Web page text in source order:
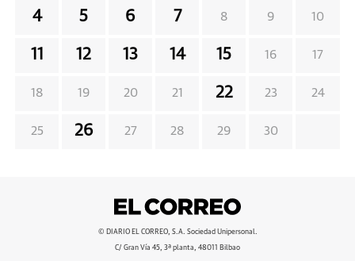
4 5 6 7 8 9 10
11 12 13 14 15 16 17
18 19 20 21 22 23 24
25 26 27 28 29 30
© DIARIO EL CORREO, S.A. Sociedad Unipersonal.
C/ Gran Vía 45, 3ª planta, 48011 Bilbao